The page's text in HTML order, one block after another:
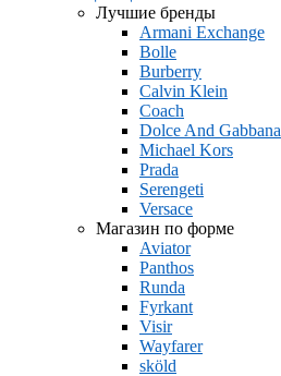
Лучшие бренды
Armani Exchange
Bolle
Burberry
Calvin Klein
Coach
Dolce And Gabbana
Michael Kors
Prada
Serengeti
Versace
Магазин по форме
Aviator
Panthos
Runda
Fyrkant
Visir
Wayfarer
sköld